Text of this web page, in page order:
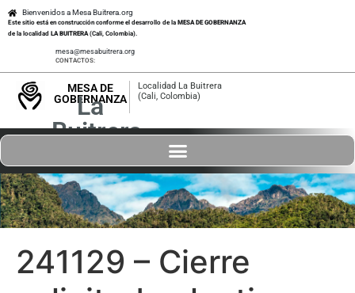
Bienvenidos a Mesa Buitrera.org
Este sitio está en construcción conforme el desarrollo de la MESA DE GOBERNANZA
de la localidad LA BUITRERA(Cali, Colombia).
CONTACTOS:
mesa@mesabuitrera.org
MESA DE
GOBERNANZA
La
Buitrera
Localidad La Buitrera
(Cali, Colombia)
241129 – Cierre